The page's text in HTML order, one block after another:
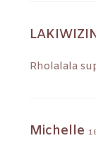
Rholalala
Michelle